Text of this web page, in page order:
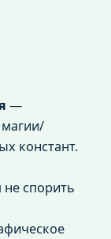
—
констант.
спорить